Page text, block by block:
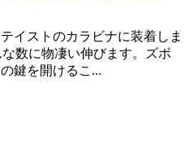
イストのカラビナに装着しま
数に物凄い伸びます。ズボ
鍵を開けるこ...